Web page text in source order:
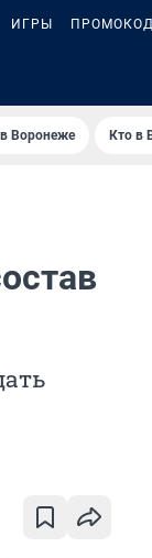
ИГРЫ
Воронеже Кто в